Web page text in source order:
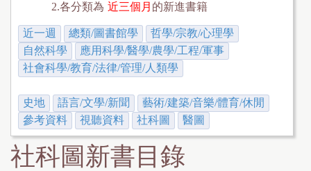
r
e
h
e
r
e
2.各分類為 近三個月 的新進書籍
近一週 總類/圖書館學
哲學/宗教/心理學
自然科學
應用科學/醫學/農學/工程/軍事
社會科學/教育/法律/管理/人類學
史地 語言/文學/新聞
藝術/建築/音樂/體育/休閒
參考資料
視聽資料 社科圖 醫圖
社科圖新書目錄